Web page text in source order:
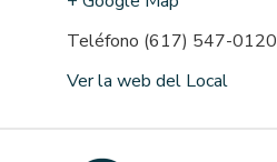
Teléfono (617) 547-0120
Ver la web del Local